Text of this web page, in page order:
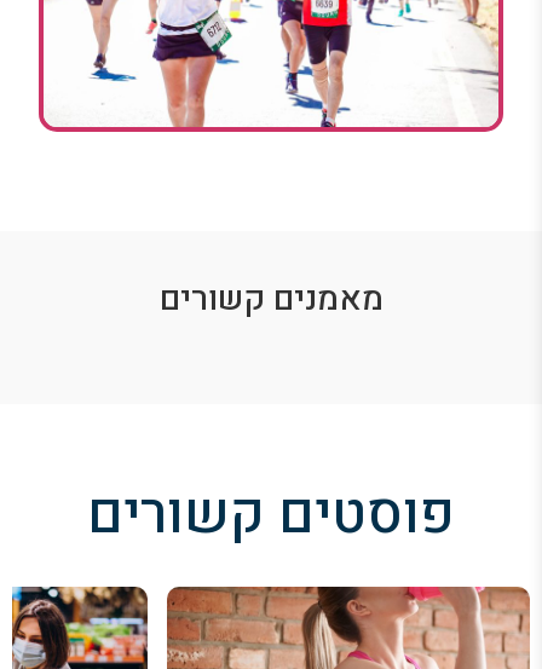
מאמנים קשורים
פוסטים קשורים